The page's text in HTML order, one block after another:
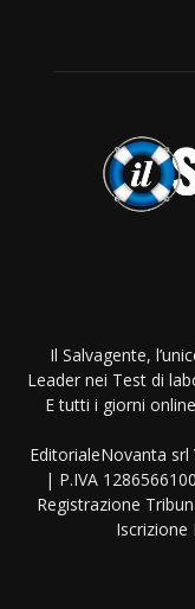
Il Salvagente,
Leader nei Test di
E tutti i giorni
EditorialeNovanta srl
| P.IVA
Registrazione
Iscrizione